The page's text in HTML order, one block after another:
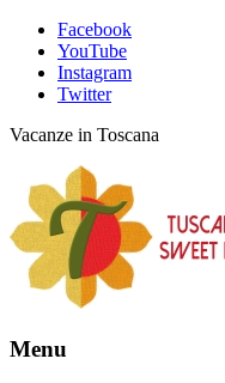
Facebook
YouTube
Instagram
Twitter
Vacanze in Toscana
Menu